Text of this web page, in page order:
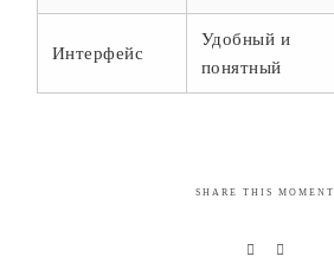
Интерфейс
Удобный и
понятный
SHARE THIS MOMENT